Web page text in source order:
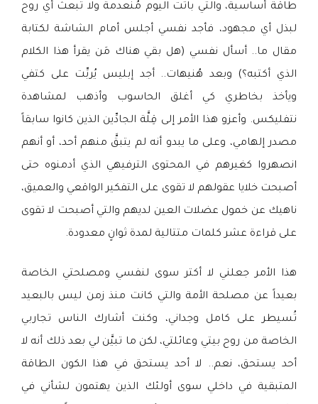
طاقة أساسية، والتي باتت اليوم مُنعدمة ولا تبعث أي روح
لبذل أي مجهود، فأجد نفسي أجلس أمام الشاشة لكتابة
مقال ما.. أسأل نفسي (هل بقي هناك مَن يقرأ هذا الكلام
الذي أكتبه؟) وبعد هُنيهات.. أجد إبليس يُربِّت على كتفي
ويأخذ بخاطري كي أغلق الحاسوب وأذهب لمشاهدة
نتفليكس. وأعزو هذا الأمر إلى قِلَّة الجادِّين الذين كانوا سابقاً
مصدر إلهامي، وعلى ما يبدو أنه لم يتبقَّ منهم أحد، أو أنهم
انصهروا كغيرهم في المحتوى الترفيهي الذي أدمنوه حتى
أصبحت خلايا عقولهم لا تقوى على التفكير الواقعي والعميق،
ناهيك عن خمول عضلات العين لديهم والتي أصبحت لا تقوى
على قراءة عشر كلمات متتالية لمدة ثوانٍ معدودة.
هذا الأمر جعلني لا أكتر سوى لنفسي ومصلحتي الخاصة
بعيداً عن مصلحة الأمة والتي كانت منذ زمن ليس بالبعيد
تُسيطر على كامل وجداني، وكنت أشارك الناس تجاربي
الخاصة من روح بيتي وعائلتي، لكن ما تبيَّن لي بعد ذلك أنه لا
أحد يستحق، نعم.. لا أحد يستحق في هذا الكون الطاقة
المتبقية في داخلي سوى أولئك الذين يهتمون لشأني في